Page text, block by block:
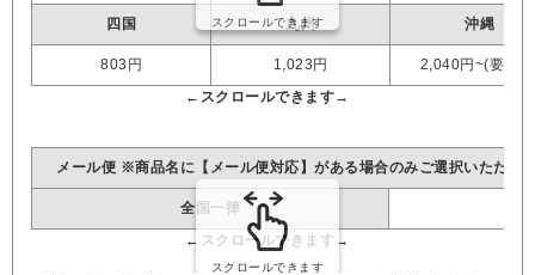
四国 九州 沖縄
803円 1,023円 2,040円~(要見
メール便 ※商品名に【メール便対応】がある場合のみご選択いただけ
全国一律